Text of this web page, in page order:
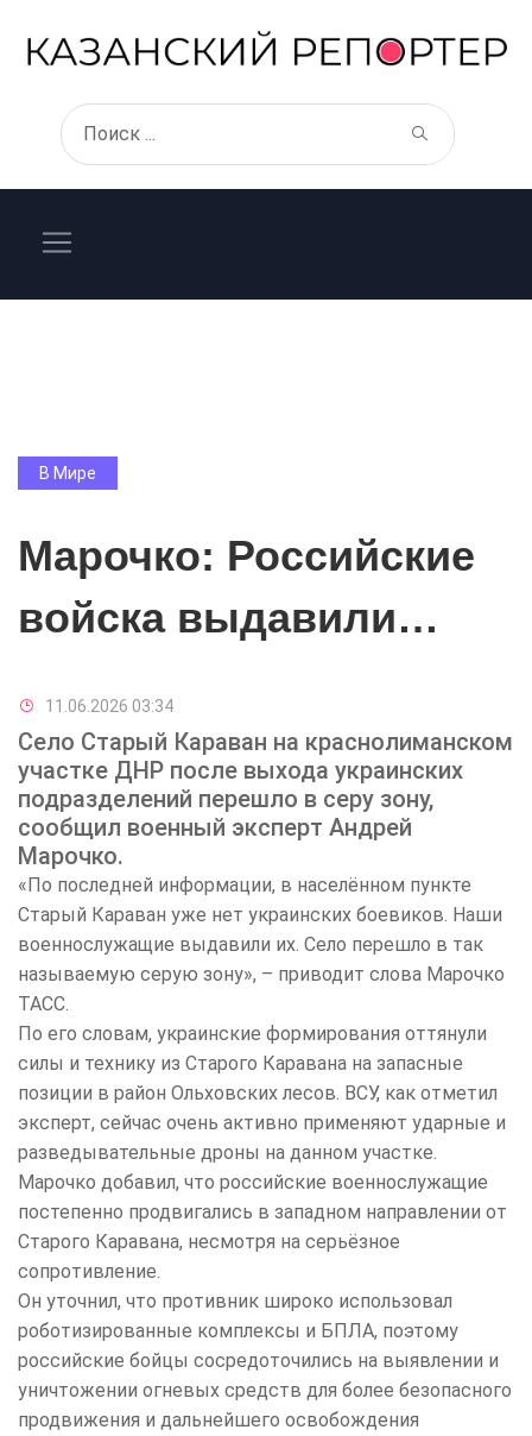
В Мире
Марочко: Российские
войска выдавили
из Старого Каравана
11.06.2026 03:34
Село Старый Караван на краснолиманском
участке ДНР после выхода украинских
подразделений перешло в серу зону,
сообщил военный эксперт Андрей
Марочко.
«По последней информации, в населённом пункте
Старый Караван уже нет украинских боевиков. Наши
военнослужащие выдавили их. Село перешло в так
называемую серую зону», – приводит слова Марочко
ТАСС.
По его словам, украинские формирования оттянули
силы и технику из Старого Каравана на запасные
позиции в район Ольховских лесов. ВСУ, как отметил
эксперт, сейчас очень активно применяют ударные и
разведывательные дроны на данном участке.
Марочко добавил, что российские военнослужащие
постепенно продвигались в западном направлении от
Старого Каравана, несмотря на серьёзное
сопротивление.
Он уточнил, что противник широко использовал
роботизированные комплексы и БПЛА, поэтому
российские бойцы сосредоточились на выявлении и
уничтожении огневых средств для более безопасного
продвижения и дальнейшего освобождения